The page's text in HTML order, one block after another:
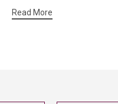
Read More